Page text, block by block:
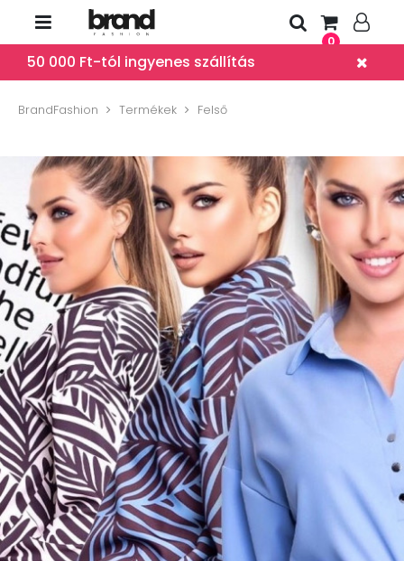
0
50 000 Ft-tól ingyenes szállítás
BrandFashion Termékek Felső